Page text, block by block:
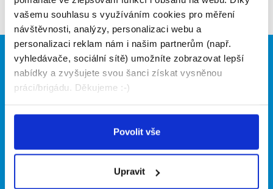
vašemu souhlasu s využíváním cookies pro měření
návštěvnosti, analýzy, personalizaci webu a
personalizaci reklam nám i našim partnerům (např.
vyhledávače, sociální sítě) umožníte zobrazovat lepší
nabídky a zvyšujete svou šanci získat vysněnou
práci/brigádu. Děkujeme :-)
Povolit vše
Upravit
Brigádníci
Články
Firmy
Propagace
O portálu Naše další projekty